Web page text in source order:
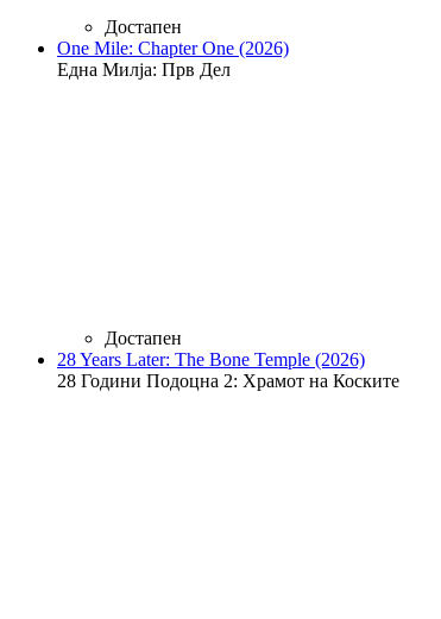
Достапен
One Mile: Chapter One (2026)
Една Милја: Прв Дел
Достапен
28 Years Later: The Bone Temple (2026)
28 Години Подоцна 2: Храмот на Коските